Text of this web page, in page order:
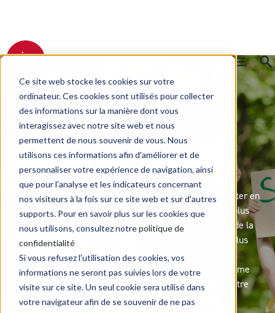
Ce site web stocke les cookies sur votre
ordinateur. Ces cookies sont utilisés pour collecter
des informations sur la manière dont vous
interagissez avec notre site web et nous
permettent de nous souvenir de vous. Nous
utilisons ces informations afin d'améliorer et de
personnaliser votre expérience de navigation, ainsi
que pour l'analyse et les indicateurs concernant
nos visiteurs à la fois sur ce site web et sur d'autres
supports. Pour en savoir plus sur les cookies que
nous utilisons, consultez notrepolitique de
confidentialité
Si vous refusez l'utilisation des cookies, vos
informations ne seront pas suivies lors de votre
visite sur ce site. Un seul cookie sera utilisé dans
votre navigateur afin de se souvenir de ne pas
RETOUR AU BLOG
Transmission
La Bible et l’écologie
La crise la plus importante que l’humanité devra affronter en
ce vingt-et-unième siècle est la crise écologique. Bien plus
important que la guerre ou le terrorisme, l’éclatement de la
société ou l’effondrement économique – toutes crises plus
immédiatement visibles et plus bruyantes auxquelles il
contribue en réalité – le délitement du magnifique système
qui assure notre vie sur cette planète met en danger notre
existence même.